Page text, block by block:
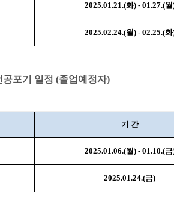
2025.01.21.(화) - 01.27.(월
2025.02.24.(월) - 02.25.(화
포기 일정 (졸업예정자)
기 간
2025.01.06.(월) - 01.10.(금
2025.01.24.(금)